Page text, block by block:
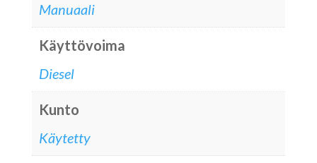
Manuaali
Käyttövoima
Diesel
Kunto
Käytetty